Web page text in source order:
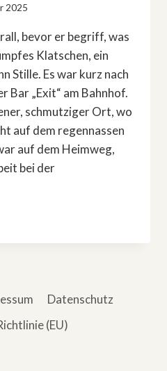
2025
bevor er begriff, was
Klatschen, ein
Stille. Es war kurz nach
Bar „Exit“ am Bahnhof.
schmutziger Ort, wo
auf dem regennassen
auf dem Heimweg,
bei der
Datenschutz
(EU)